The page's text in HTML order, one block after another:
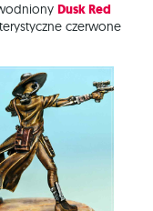
Dusk Red
czerwone